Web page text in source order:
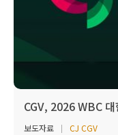
CGV, 2026 WBC
보도자료
CJ CGV